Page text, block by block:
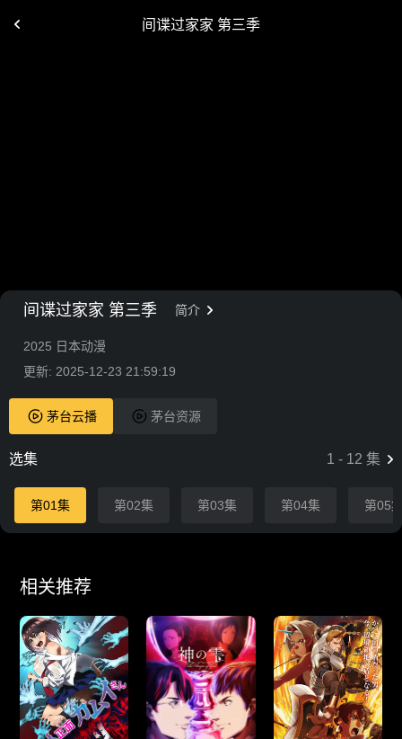
间谍过家家 第三季
间谍过家家 第三季 简介
2025 日本动漫
更新: 2025-12-23 21:59:19
茅台云播 茅台资源
选集 1 - 12 集
第01集 第02集 第03集 第04集 第05
相关推荐